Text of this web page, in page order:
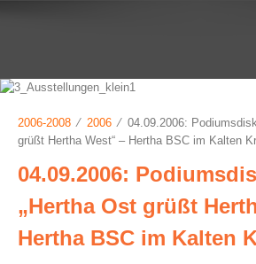
2006-2008 ⁄ 2006 ⁄ 04.09.2006:
grüßt Hertha West“ – Hertha BSC im Kalten
04.09.2006:
„Hertha Ost grüßt
Hertha BSC im Kalten